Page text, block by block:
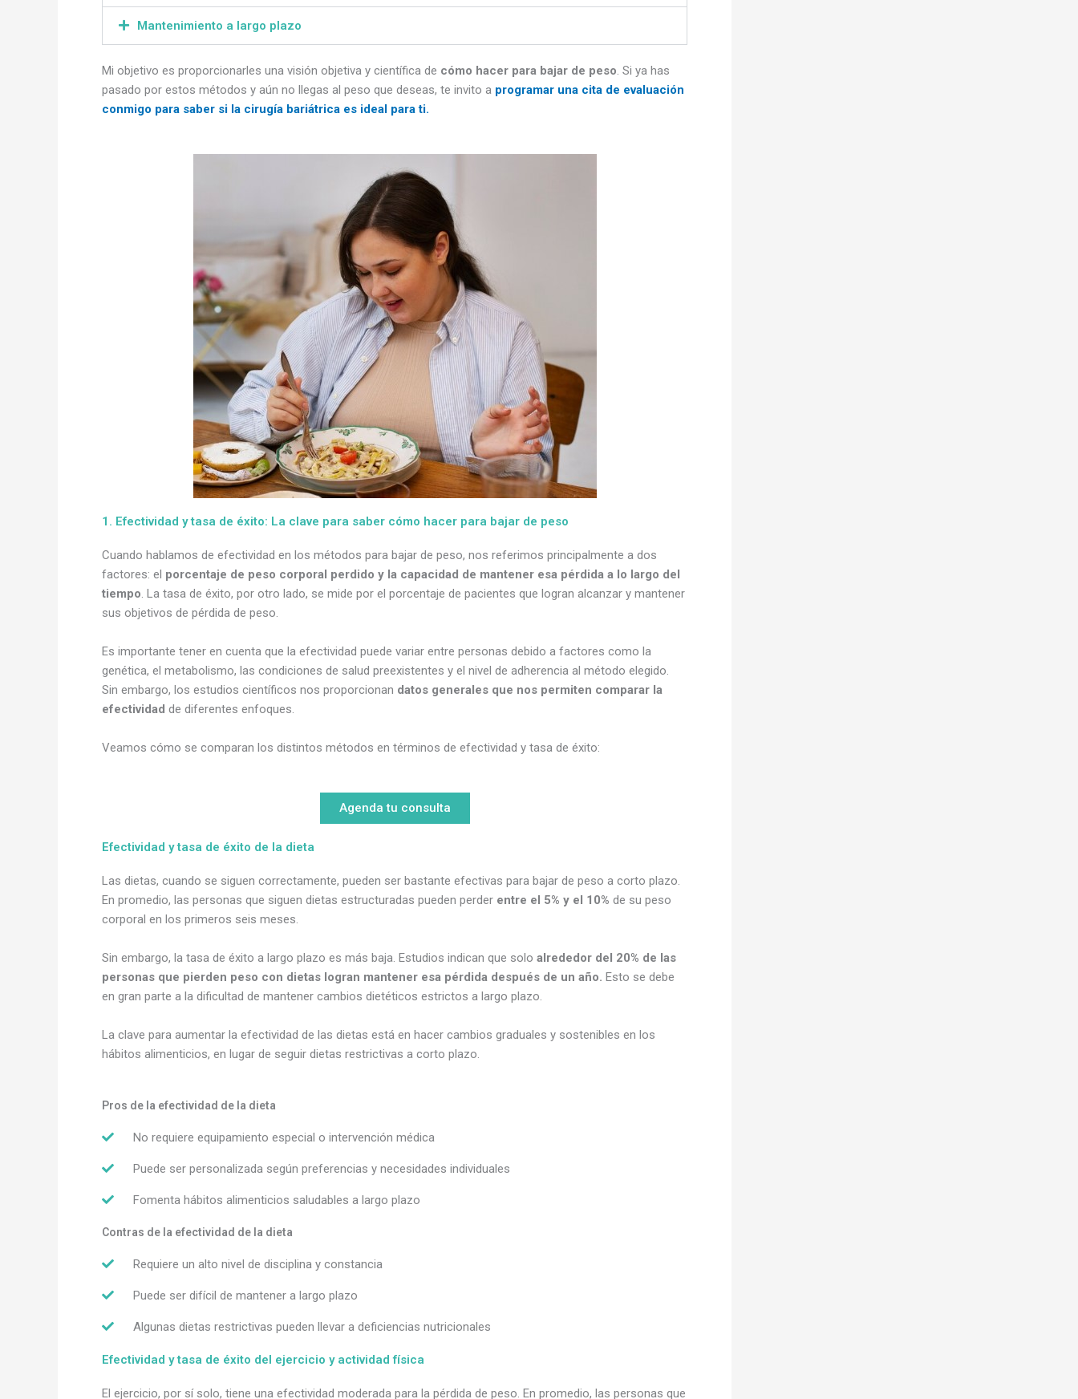
Mantenimiento a largo plazo
Mi objetivo es proporcionarles una visión objetiva y científica de cómo hacer para bajar de peso. Si ya has
pasado por estos métodos y aún no llegas al peso que deseas, te invito a programar una cita de evaluación
conmigo para saber si la cirugía bariátrica es ideal para ti.
1. Efectividad y tasa de éxito: La clave para saber cómo hacer para bajar de peso
Cuando hablamos de efectividad en los métodos para bajar de peso, nos referimos principalmente a dos
factores: el porcentaje de peso corporal perdido y la capacidad de mantener esa pérdida a lo largo del
tiempo. La tasa de éxito, por otro lado, se mide por el porcentaje de pacientes que logran alcanzar y mantener
sus objetivos de pérdida de peso.
Es importante tener en cuenta que la efectividad puede variar entre personas debido a factores como la
genética, el metabolismo, las condiciones de salud preexistentes y el nivel de adherencia al método elegido.
Sin embargo, los estudios científicos nos proporcionan datos generales que nos permiten comparar la
efectividad de diferentes enfoques.
Veamos cómo se comparan los distintos métodos en términos de efectividad y tasa de éxito:
Agenda tu consulta
Efectividad y tasa de éxito de la dieta
Las dietas, cuando se siguen correctamente, pueden ser bastante efectivas para bajar de peso a corto plazo.
En promedio, las personas que siguen dietas estructuradas pueden perder entre el 5% y el 10% de su peso
corporal en los primeros seis meses.
Sin embargo, la tasa de éxito a largo plazo es más baja. Estudios indican que solo alrededor del 20% de las
personas que pierden peso con dietas logran mantener esa pérdida después de un año. Esto se debe
en gran parte a la dificultad de mantener cambios dietéticos estrictos a largo plazo.
La clave para aumentar la efectividad de las dietas está en hacer cambios graduales y sostenibles en los
hábitos alimenticios, en lugar de seguir dietas restrictivas a corto plazo.
Pros de la efectividad de la dieta
No requiere equipamiento especial o intervención médica
Puede ser personalizada según preferencias y necesidades individuales
Fomenta hábitos alimenticios saludables a largo plazo
Contras de la efectividad de la dieta
Requiere un alto nivel de disciplina y constancia
Puede ser difícil de mantener a largo plazo
Algunas dietas restrictivas pueden llevar a deficiencias nutricionales
Efectividad y tasa de éxito del ejercicio y actividad física
El ejercicio, por sí solo, tiene una efectividad moderada para la pérdida de peso. En promedio, las personas que